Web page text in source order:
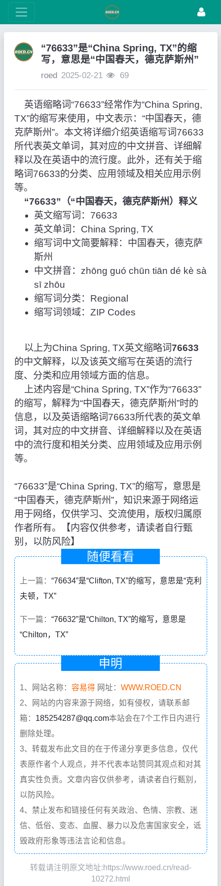
“76633”是“China Spring, TX”的缩
写，意思是“中国春天，德克萨斯州”
roed 2025-02-21 69
英语缩略词“76633”经常作为“China Spring,
TX”的缩写来使用，中文表示：“中国春天，德
克萨斯州”。本文将详细介绍英语缩写词76633
所代表英文单词，其对应的中文拼音、详细解
释以及在英语中的流行度。此外，还有关于缩
略词76633的分类、应用领域及相关应用示例
等。
“76633”（“中国春天，德克萨斯州）释义
英文缩写词：76633
英文单词：China Spring, TX
缩写词中文简要解释：中国春天，德克萨
斯州
中文拼音：zhōng guó chūn tiān dé kè sà
sī zhōu
缩写词分类：Regional
缩写词领域：ZIP Codes
以上为China Spring, TX英文缩略词76633
的中文解释，以及该英文缩写在英语的流行
度、分类和应用领域方面的信息。
上述内容是“China Spring, TX”作为“76633”
的缩写，解释为“中国春天，德克萨斯州”时的
信息，以及英语缩略词76633所代表的英文单
词，其对应的中文拼音、详细解释以及在英语
中的流行度和相关分类、应用领域及应用示例
等。
“76633”是“China Spring, TX”的缩写，意思是
“中国春天，德克萨斯州”，知识来源于网络运
用于网络，仅供学习、交流使用，版权归属原
作者所有。【内容仅供参考，请读者自行甄
别，以防风险】
随便看看
上一篇： “76634”是“Clifton, TX”的缩写，意思是“克利
夫顿，TX”
下一篇： “76632”是“Chilton, TX”的缩写，意思是
“Chilton，TX”
申明
1、网站名称： 容易得 网址： WWW.ROED.CN
2、网站的内容来源于网络，如有侵权，请联系邮
箱： 185254287@qq.com本站会在7个工作日内进行
删除处理。
3、转载发布此文目的在于传递分享更多信息，仅代
表原作者个人观点，并不代表本站赞同其观点和对其
真实性负责。文章内容仅供参考，请读者自行甄别，
以防风险。
4、禁止发布和链接任何有关政治、色情、宗教、迷
信、低俗、变态、血腥、暴力以及危害国家安全，诋
毁政府形象等违法言论和信息。
转载请注明原文地址:https://www.roed.cn/read-
10272.html